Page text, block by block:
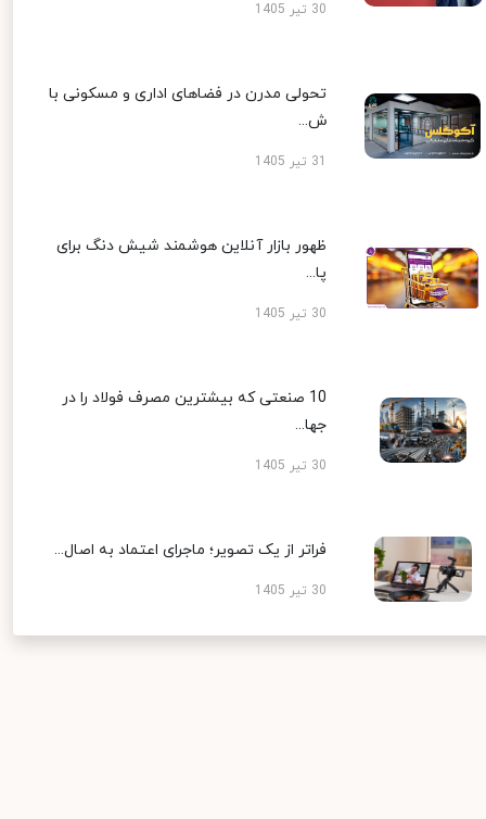
30 تیر 1405
تحولی مدرن در فضاهای اداری و مسکونی با
ش...
ظهور بازار آنلاین هوشمند شیش دنگ برای
پا...
30 تیر 1405
10 صنعتی که بیشترین مصرف فولاد را در
جها...
30 تیر 1405
فراتر از یک تصویر؛ ماجرای اعتماد به اصال...
30 تیر 1405